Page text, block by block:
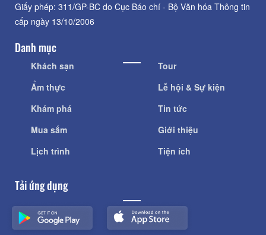
Giấy phép: 311/GP-BC do Cục Báo chí - Bộ Văn hóa Thông tin
cấp ngày 13/10/2006
Danh mục
Khách sạn
Ẩm thực
Khám phá
Mua sắm
Lịch trình
Tour
Lễ hội & Sự kiện
Tin tức
Giới thiệu
Tiện ích
Tải ứng dụng